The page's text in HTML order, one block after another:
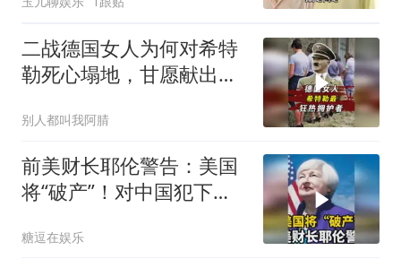
二战德国女人为何对希特
勒死心塌地，甘愿献出一
别人都叫我阿腈
前美财长耶伦警告：美国
将“破产”！对中国犯下两
糖逗在娱乐